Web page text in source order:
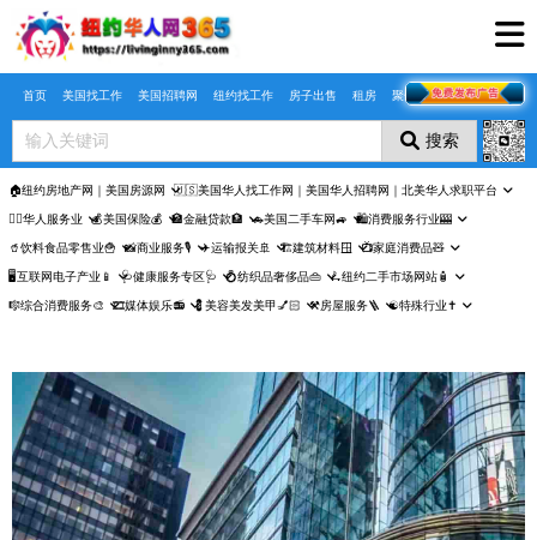
Skip to main content
首页 美国找工作 美国招聘网 纽约找工作 房子出售 租房 聚合页
搜索
🏠纽约房地产网｜美国房源网 🇺🇸美国华人找工作网｜美国华人招聘网｜北美华人求职平台
🤵‍♀️华人服务业 💰美国保险💰 🏦金融贷款🏦 🚗美国二手车网🚙 🛍️消费服务行业🎰
🥤饮料食品零售业🍟 📸商业服务🎙️ ✈️运输报关🚢 🏗️建筑材料🪟 📺家庭消费品🧸
🖥️互联网电子产业📱 🩺健康服务专区🩺 💍纺织品奢侈品👜 🛴纽约二手市场网站🧴
🎼综合消费服务🎨 🎞️媒体娱乐📻 💈美容美发美甲💅🏻 ⚒️房屋服务🪜 ☯️特殊行业✝️